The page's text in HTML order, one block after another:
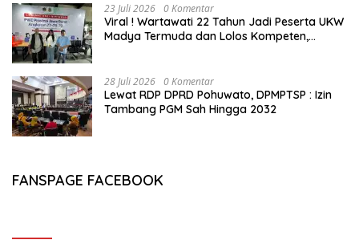
23 Juli 2026 0 Komentar
Viral ! Wartawati 22 Tahun Jadi Peserta UKW
Madya Termuda dan Lolos Kompeten,
28 Juli 2026 0 Komentar
Lewat RDP DPRD Pohuwato, DPMPTSP : Izin
Tambang PGM Sah Hingga 2032
FANSPAGE FACEBOOK